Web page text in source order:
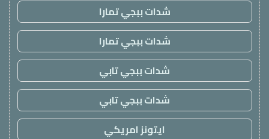
شدات ببجي تمارا
شدات ببجي تمارا
شدات ببجي تابي
شدات ببجي تابي
ايتونز امريكي